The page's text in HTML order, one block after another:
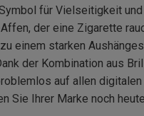
für Vielseitigkeit
der eine Zigarette
einem starken
der Kombination aus
auf allen
Sie Ihrer Marke noch